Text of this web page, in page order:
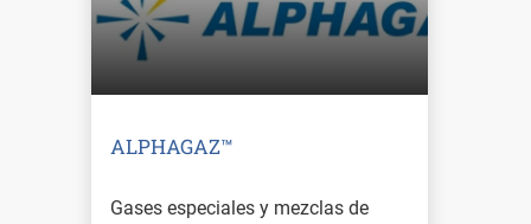
ALPHAGAZ™
Gases especiales y mezclas de